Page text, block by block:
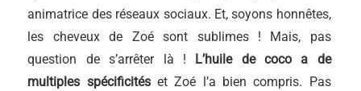
animatrice des réseaux sociaux. Et, soyons honnêtes,
les cheveux de Zoé sont sublimes ! Mais, pas
question de s’arrêter là ! L’huile de coco a de
multiples spécificitéset Zoé l’a bien compris. Pas